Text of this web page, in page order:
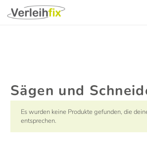
Sägen und
Es wurden keine Produkte gefunden, die
entsprechen.